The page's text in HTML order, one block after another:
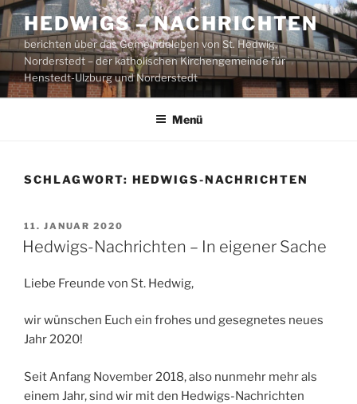
Zum
Inhalt
springen
HEDWIGS – NACHRICHTEN
berichten über das Gemeindeleben von St. Hedwig,
Norderstedt – der katholischen Kirchengemeinde für
Henstedt-Ulzburg und Norderstedt
Menü
SCHLAGWORT: HEDWIGS-NACHRICHTEN
VERÖFFENTLICHT
AM
11. JANUAR 2020
Hedwigs-Nachrichten – In eigener Sache
Liebe Freunde von St. Hedwig,
wir wünschen Euch ein frohes und gesegnetes neues
Jahr 2020!
Seit Anfang November 2018, also nunmehr mehr als
einem Jahr, sind wir mit den Hedwigs-Nachrichten